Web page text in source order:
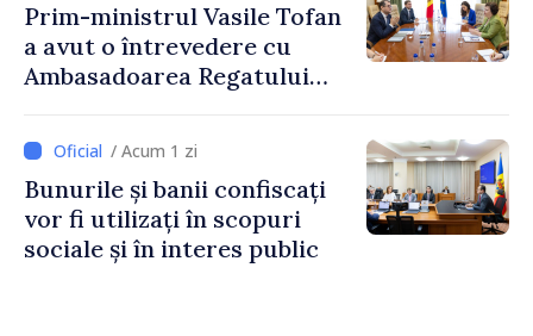
Prim-ministrul Vasile Tofan
a avut o întrevedere cu
Ambasadoarea Regatului
Irlandei de Nord, Fern
Horine / Acum 1 zi
Bunurile și banii confiscați
vor fi utilizați în scopuri
sociale și în interes public